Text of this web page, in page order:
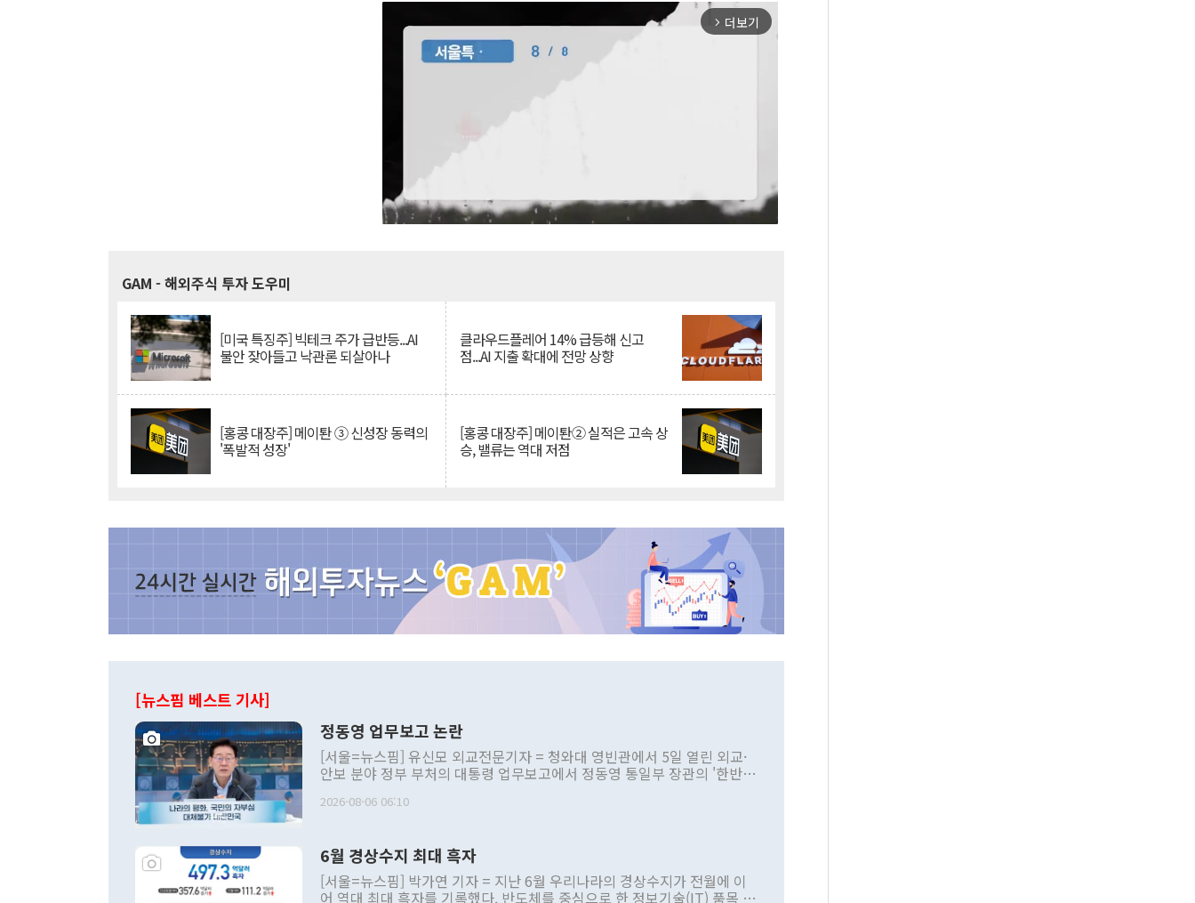
arrow_forward_ios 더보기
GAM - 해외주식 투자 도우미
[미국 특징주] 빅테크 주가 급반등...AI
불안 잦아들고 낙관론 되살아나
클라우드플레어 14% 급등해 신고
점...AI 지출 확대에 전망 상향
[홍콩 대장주] 메이퇀 ③ 신성장 동력의
'폭발적 성장'
[홍콩 대장주] 메이퇀② 실적은 고속 상
승, 밸류는 역대 저점
[뉴스핌 베스트 기사]
정동영 업무보고 논란
[서울=뉴스핌] 유신모 외교전문기자 = 청와대 영빈관에서 5일 열린 외교·
안보 분야 정부 부처의 대통령 업무보고에서 정동영 통일부 장관의 '한반도
발언 중에는 정부 내 조율을 거치지 않은 사안을 정책으로 추진하겠다고 공
주의적 희망에 근거한 비현실적 구상'이라는 비판을 내놨다. 그동안 정 장
관의 대북 정책 관련 발언이 물의를 빚은 적은 여러 번 있지만 대통령과 유
관 부처 장관이 공개적으로 부정적 입장을 표명한 것은 이례적이다. 정 장
2026-08-06 06:10
6월 경상수지 최대 흑자
[서울=뉴스핌] 박가연 기자 = 지난 6월 우리나라의 경상수지가 전월에 이
어 역대 최대 흑자를 기록했다. 반도체를 중심으로 한 정보기술(IT) 품목 수